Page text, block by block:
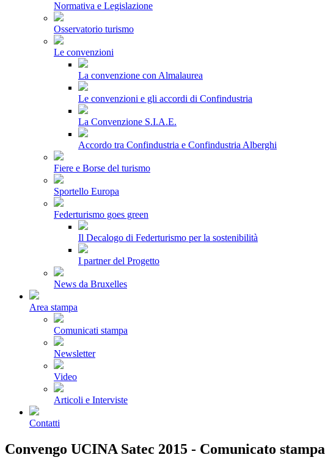
Normativa e Legislazione
Osservatorio turismo
Le convenzioni
La convenzione con Almalaurea
Le convenzioni e gli accordi di Confindustria
La Convenzione S.I.A.E.
Accordo tra Confindustria e Confindustria Alberghi
Fiere e Borse del turismo
Sportello Europa
Federturismo goes green
Il Decalogo di Federturismo per la sostenibilità
I partner del Progetto
News da Bruxelles
Area stampa
Comunicati stampa
Newsletter
Video
Articoli e Interviste
Contatti
Convengo UCINA Satec 2015 - Comunicato stampa